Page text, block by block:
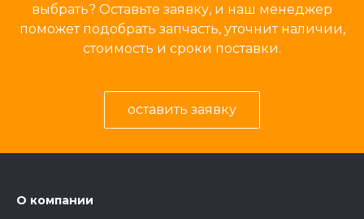
выбрать? Оставьте заявку, и наш менеджер
поможет подобрать запчасть, уточнит наличии,
стоимость и сроки поставки.
оставить заявку
О компании